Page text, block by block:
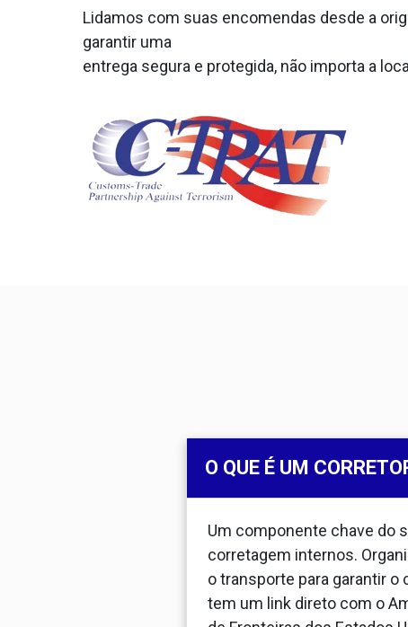
Lidamos com suas encomendas desde a
garantir uma
entrega segura e protegida, não importa a
O QUE É UM
Um componente chave do
corretagem internos.
o transporte para garantir
tem um link direto com o